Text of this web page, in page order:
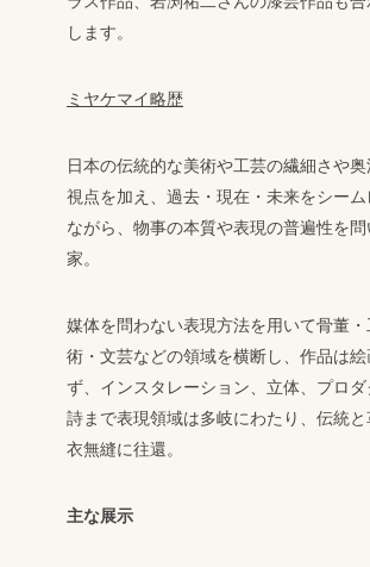
します。
ミヤケマイ略歴
日本の伝統的な美術や工芸の繊細さや
視点を加え、過去・現在・未来をシー
ながら、物事の本質や表現の普遍性を
家。
媒体を問わない表現方法を用いて骨董
術・文芸などの領域を横断し、作品は絵
ず、インスタレーション、立体、プロ
詩まで表現領域は多岐にわたり、伝統
衣無縫に往還。
主な展示